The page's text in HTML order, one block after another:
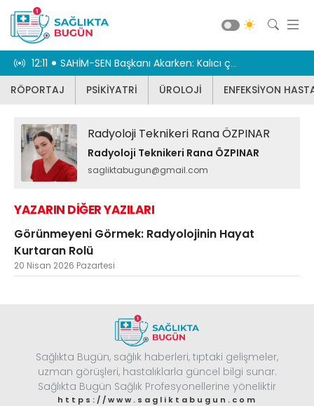
12:11 SAHİM-SEN Başkanı Akarken: Kalıcı çözüm şart
RÖPORTAJ
PSİKİYATRİ ÜROLOJİ ENFEKSİYON
Radyoloji Teknikeri Rana ÖZPINAR
Radyoloji Teknikeri Rana ÖZPINAR
sagliktabugun@gmail.com
YAZARIN DİĞER YAZILARI
Görünmeyeni Görmek: Radyolojinin Hayat
Kurtaran Rolü
20 Nisan 2026 Pazartesi
Sağlıkta Bugün, sağlık haberleri, tıptaki gelişmeler,
uzman görüşleri, hastalıklarla güncel bilgi sunar.
Sağlıkta Bugün Sağlık Profesyonellerine yöneliktir
https://www.sagliktabugun.com
RÖPORTAJ
ÜROLOJİ
ENFEKSİYON HASTALIKLARI
KBB
DİĞER
GÖZ HASTALIKLARI
SAĞLIK
GASTROENTEROLOJİ
ÇOCUK SAĞLIĞI VE HASTALIKLARI
Web TV
sagliktabugun@gmail.com